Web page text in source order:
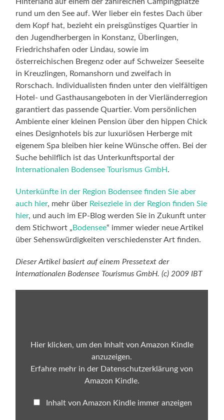
rund um den See auf. Wer lieber ein festes Dach über
dem Kopf hat, bezieht ein preisgünstiges Quartier in
den Jugendherbergen in Konstanz, Überlingen,
Friedrichshafen oder Lindau, sowie im
österreichischen Bregenz oder auf Schweizer Seeseite
in Kreuzlingen, Romanshorn und zweifach in
Rorschach. Individualisten finden unter den vielfältigen
Hotel- und Gasthausangeboten in der Vierländerregion
garantiert das passende Quartier. Vom persönlichen
Ambiente einer kleinen Pension über den hippen Chick
eines Designhotels bis zur luxuriösen Herberge mit
eigenem Spa bleiben hier keine Wünsche offen. Bei der
Suche behilflich ist das Unterkunftsportal der
Internationalen Bodensee Tourismus GmbH.
Unterkünfte in der Region Bodensee finden Sie aber
auch hier, mehr über Reiseziele in der Region finden Sie
hier, und auch im EP-Blog werden Sie in Zukunft unter
dem Stichwort „Bodensee“ immer wieder neue Artikel
über Sehenswürdigkeiten verschiedenster Art finden.
Dieser Artikel basiert auf einem Pressetext der
Internationalen Bodensee Tourismus GmbH. (c) 2009 IBT
Hier klicken, um den Inhalt von Amazon Kindle
anzuzeigen.
Erfahre mehr in der Datenschutzerklärung von
Amazon Kindle.
Inhalt von Amazon Kindle immer anzeigen